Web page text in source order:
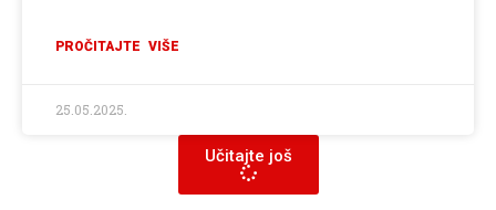
PROČITAJTE VIŠE
25.05.2025.
Učitajte još